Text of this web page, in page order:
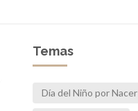
Temas
Día del Niño por Nacer